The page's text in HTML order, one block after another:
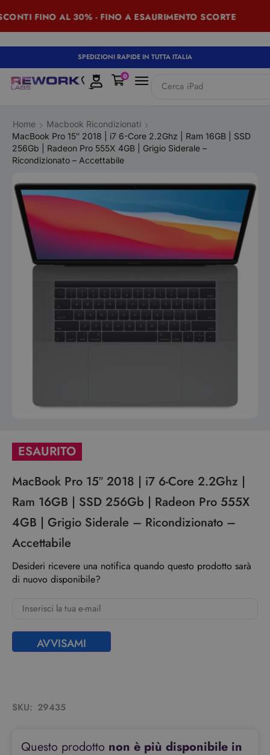
FINO AL 30% - FINO A ESAURIMENTO SCORTE
SPEDIZIONI RAPIDE IN TUTTA ITALIA
Cerca iPad
0
Home
Macbook Ricondizionati
MacBook Pro 15″ 2018 | i7 6-Core 2.2Ghz | Ram 16GB | SSD
256Gb | Radeon Pro 555X 4GB | Grigio Siderale –
Ricondizionato – Accettabile
ESAURITO
MacBook Pro 15″ 2018 | i7 6-Core 2.2Ghz |
Ram 16GB | SSD 256Gb | Radeon Pro 555X
4GB | Grigio Siderale – Ricondizionato –
Accettabile
Desideri ricevere una notifica quando questo prodotto sarà
di nuovo disponibile?
AVVISAMI
SKU: 29435
Questo prodotto non è più disponibile in